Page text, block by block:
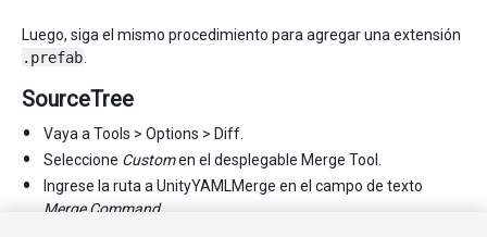
Luego, siga el mismo procedimiento para agregar una extensión
.prefab
SourceTree
Vaya a Tools > Options > Diff.
Seleccione Customen el desplegable Merge Tool.
Ingrese la ruta a UnityYAMLMerge en el campo de texto
Merge Command.